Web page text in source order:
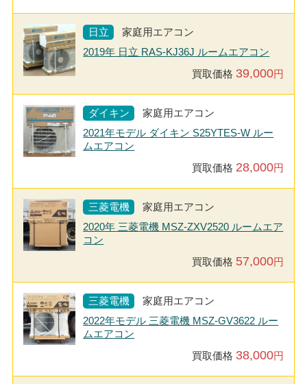
日立
家庭用エアコン
2019年 日立 RAS-KJ36J ルームエアコン
買取価格 39,000円
ダイキン
家庭用エアコン
2021年モデル ダイキン S25YTES-W ルー
ムエアコン
買取価格 28,000円
三菱電機
家庭用エアコン
2020年 三菱電機 MSZ-ZXV2520 ルームエア
コン
買取価格 57,000円
三菱電機
家庭用エアコン
2022年モデル 三菱電機 MSZ-GV3622 ルー
ムエアコン
買取価格 38,000円